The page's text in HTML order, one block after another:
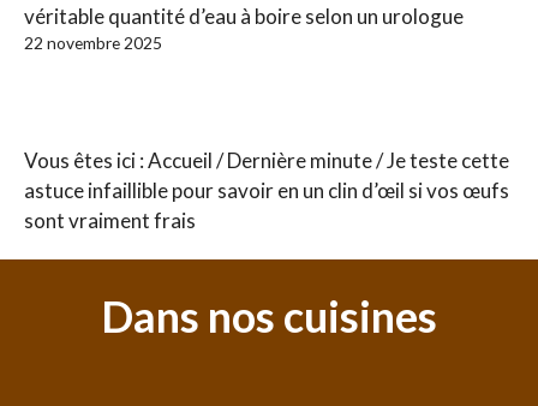
véritable quantité d’eau à boire selon un urologue
22 novembre 2025
Vous êtes ici :Accueil/Dernière minute/Je teste cette
astuce infaillible pour savoir en un clin d’œil si vos œufs
sont vraiment frais
Dans nos cuisines